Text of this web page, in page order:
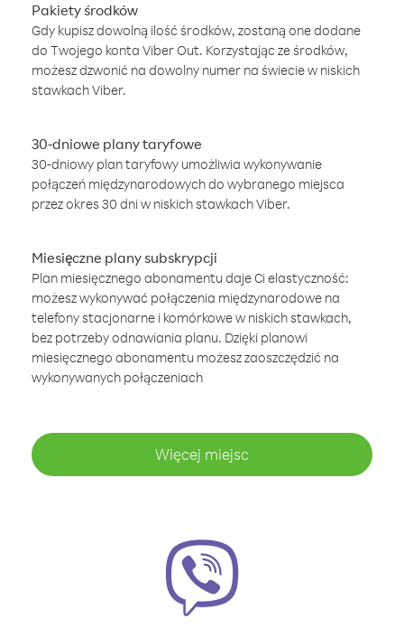
Pakiety środków
Gdy kupisz dowolną ilość środków, zostaną one dodane
do Twojego konta Viber Out. Korzystając ze środków,
możesz dzwonić na dowolny numer na świecie w niskich
stawkach Viber.
30-dniowe plany taryfowe
30-dniowy plan taryfowy umożliwia wykonywanie
połączeń międzynarodowych do wybranego miejsca
przez okres 30 dni w niskich stawkach Viber.
Miesięczne plany subskrypcji
Plan miesięcznego abonamentu daje Ci elastyczność:
możesz wykonywać połączenia międzynarodowe na
telefony stacjonarne i komórkowe w niskich stawkach,
bez potrzeby odnawiania planu. Dzięki planowi
miesięcznego abonamentu możesz zaoszczędzić na
wykonywanych połączeniach
Więcej miejsc